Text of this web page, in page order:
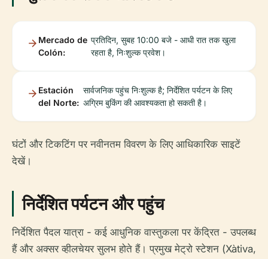
Mercado de
Colón:
प्रतिदिन, सुबह 10:00 बजे - आधी रात तक खुला
रहता है, निःशुल्क प्रवेश।
Estación
del Norte:
सार्वजनिक पहुंच निःशुल्क है; निर्देशित पर्यटन के लिए
अग्रिम बुकिंग की आवश्यकता हो सकती है।
घंटों और टिकटिंग पर नवीनतम विवरण के लिए आधिकारिक साइटें
देखें।
निर्देशित पर्यटन और पहुंच
निर्देशित पैदल यात्रा - कई आधुनिक वास्तुकला पर केंद्रित - उपलब्ध
हैं और अक्सर व्हीलचेयर सुलभ होते हैं। प्रमुख मेट्रो स्टेशन (Xàtiva,